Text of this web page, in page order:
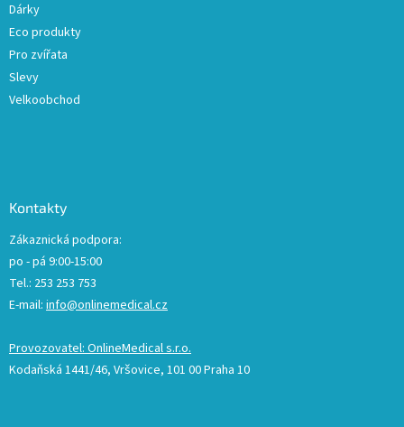
Dárky
Eco produkty
Pro zvířata
Slevy
Velkoobchod
Kontakty
Zákaznická podpora:
po - pá 9:00-15:00
Tel.: 253 253 753
E-mail: info@onlinemedical.cz
Provozovatel: OnlineMedical s.r.o.
Kodaňská 1441/46, Vršovice, 101 00 Praha 10